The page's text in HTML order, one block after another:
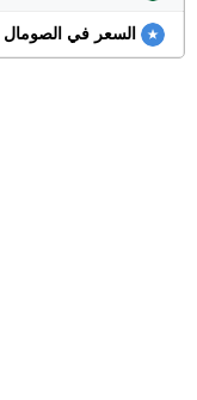
السعر في الصومال